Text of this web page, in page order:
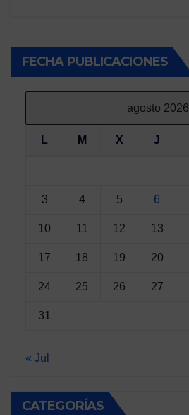
FECHA PUBLICACIONES
agosto 2026
L M X J
3 4 5 6
10 11 12 13
17 18 19 20
24 25 26 27
31
« Jul
CATEGORÍAS